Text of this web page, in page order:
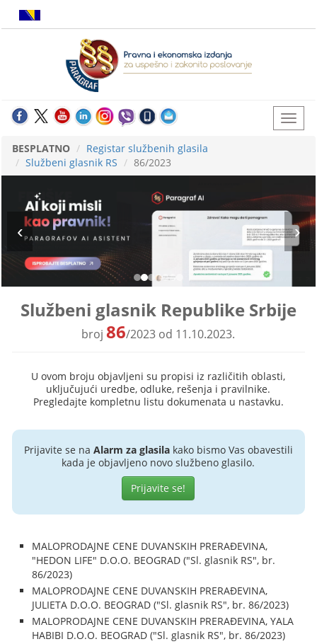
BESPLATNO
Registar službenih glasila
Službeni glasnik RS
86/2023
Službeni glasnik Republike Srbije
broj86/2023 od 11.10.2023.
U ovom broju objavljeni su propisi iz različitih oblasti,
uključujući uredbe, odluke, rešenja i pravilnike.
Pregledajte kompletnu listu dokumenata u nastavku.
Prijavite se na Alarm za glasilakako bismo Vas obavestili
kada je objavljeno novo službeno glasilo.
Prijavite se!
MALOPRODAJNE CENE DUVANSKIH PRERAĐEVINA,
"HEDON LIFE" D.O.O. BEOGRAD ("Sl. glasnik RS", br.
86/2023)
MALOPRODAJNE CENE DUVANSKIH PRERAĐEVINA,
JULIETA D.O.O. BEOGRAD ("Sl. glasnik RS", br. 86/2023)
MALOPRODAJNE CENE DUVANSKIH PRERAĐEVINA, YALA
HABIBI D.O.O. BEOGRAD ("Sl. glasnik RS", br. 86/2023)